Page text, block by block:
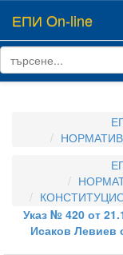
ЕПИ On-line
Указ № 420 от
Исаков Левиев